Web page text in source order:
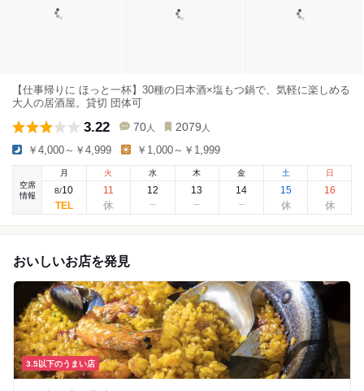
【仕事帰りに ほっと一杯】30種の日本酒×塩もつ鍋で、気軽に楽しめる
大人の居酒屋。貸切 団体可
3.22 70 人 2079 人
￥4,000～￥4,999 ￥1,000～￥1,999
空席
情報
月
8/10
火
11
水
12
木
13
金
14
土
15
日
16
おいしいお店を発見
3.5以下のうまい店